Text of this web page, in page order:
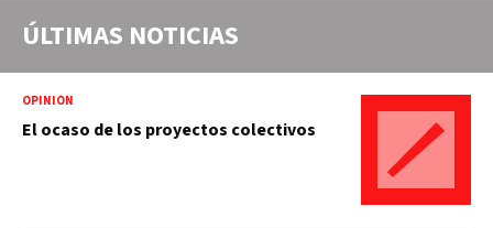
ÚLTIMAS NOTICIAS
OPINIÓN
El ocaso de los proyectos colectivos